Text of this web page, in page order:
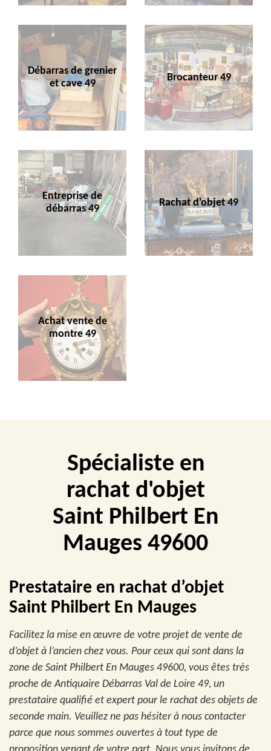
Débarras de grenier
et cave 49
Brocanteur 49
Entreprise de
débarras 49
Rachat d'objet 49
Achat vente de
montre 49
Spécialiste en
rachat d'objet
Saint Philbert En
Mauges 49600
Prestataire en rachat d’objet
Saint Philbert En Mauges
Facilitez la mise en œuvre de votre projet de vente de
d’objet à l’ancien chez vous. Pour ceux qui sont dans la
zone de Saint Philbert En Mauges 49600, vous êtes très
proche de Antiquaire Débarras Val de Loire 49, un
prestataire qualifié et expert pour le rachat des objets de
seconde main. Veuillez ne pas hésiter à nous contacter
parce que nous sommes ouvertes à tout type de